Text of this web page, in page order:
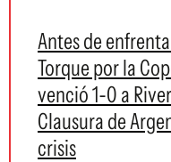
Antes de
Torque por la
venció 1-0 a
Clausura de
crisis